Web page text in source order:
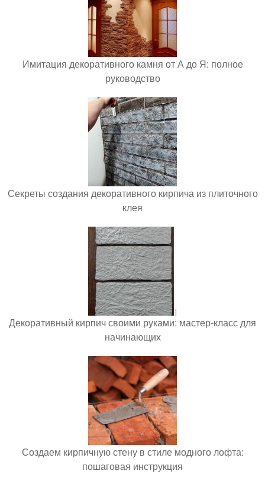
Имитация декоративного камня от А до Я: полное
руководство
Секреты создания декоративного кирпича из плиточного
клея
Декоративный кирпич своими руками: мастер-класс для
начинающих
Создаем кирпичную стену в стиле модного лофта:
пошаговая инструкция